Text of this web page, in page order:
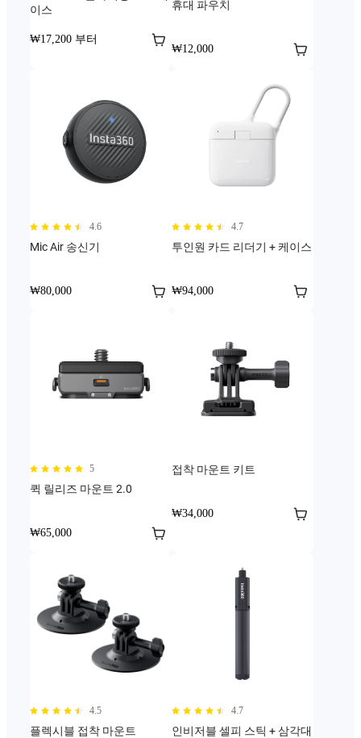
이스
₩17,200 부터
휴대 파우치
₩12,000
4.6
Mic Air 송신기
₩80,000
4.7
투인원 카드 리더기 + 케이스
₩94,000
5
퀵 릴리즈 마운트 2.0
₩65,000
접착 마운트 키트
₩34,000
4.5
플렉시블 접착 마운트
4.7
인비저블 셀피 스틱 + 삼각대